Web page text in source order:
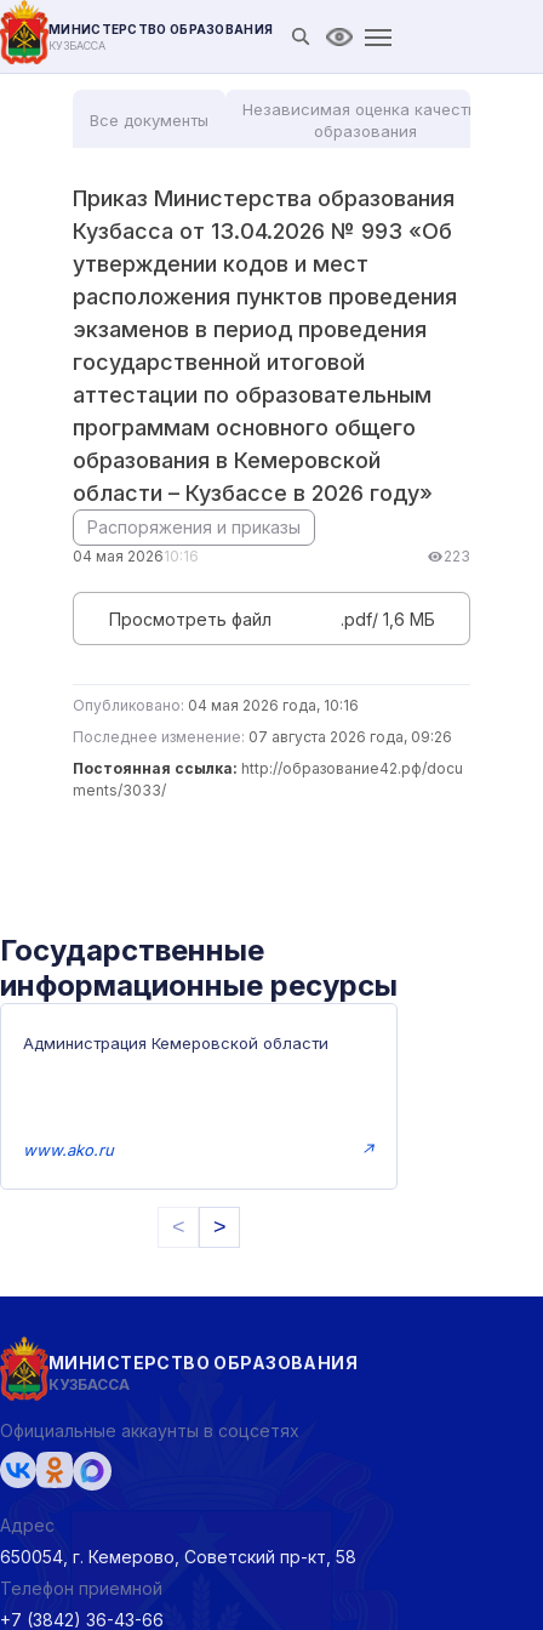
МИНИСТЕРСТВО ОБРАЗОВАНИЯ
КУЗБАССА Открыть поиск
Версия для
Все документы
Независимая оценка качества
образования
Приказ Министерства образования
Кузбасса от 13.04.2026 № 993 «Об
утверждении кодов и мест
расположения пунктов проведения
экзаменов в период проведения
государственной итоговой
аттестации по образовательным
программам основного общего
образования в Кемеровской
области – Кузбассе в 2026 году»
Распоряжения и приказы
04 мая 202610:16 223
Просмотреть файл .pdf/ 1,6 MБ
Опубликовано: 04 мая 2026 года, 10:16
Последнее изменение: 07 августа 2026 года, 09:26
Постоянная ссылка: http://образование42.рф/docu
ments/3033/
Государственные
информационные ресурсы
Администрация Кемеровской области
www.ako.ru ↗
< >
МИНИСТЕРСТВО ОБРАЗОВАНИЯ
КУЗБАССА
Официальные аккаунты в соцсетях
Телефон приемной
+7 (3842) 36-43-66
Адрес
650054, г. Кемерово, Советский пр-кт, 58